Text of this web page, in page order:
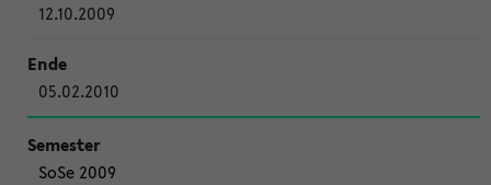
12.10.2009
05.02.2010
SoSe 2009